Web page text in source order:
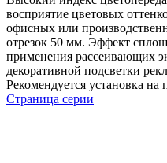
восприятие цветовых
офисных или
отрезок 50 мм. Эффект
применения рассеивающих
декоративной подсветки
Рекомендуется установка на
Страница серии